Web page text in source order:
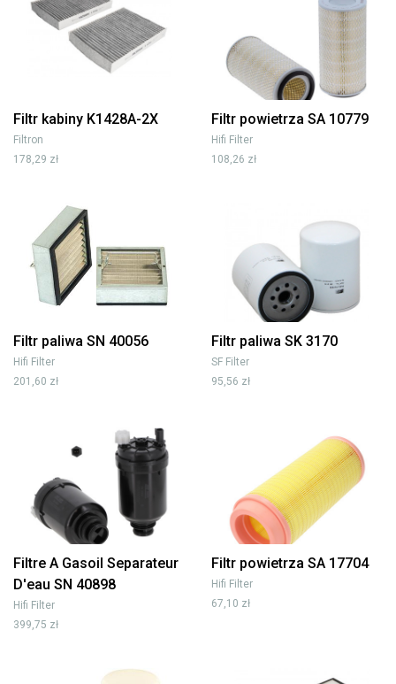
Filtr kabiny K1428A-2X
Filtron
178,29 zł
Filtr powietrza SA 10779
Hifi Filter
108,26 zł
Filtr paliwa SN 40056
Hifi Filter
201,60 zł
Filtr paliwa SK 3170
SF Filter
95,56 zł
Filtre A Gasoil Separateur
D'eau SN 40898
Hifi Filter
399,75 zł
Filtr powietrza SA 17704
Hifi Filter
67,10 zł